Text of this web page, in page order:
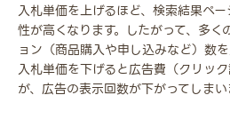
入札単価を上げるほど、検索結果ペ
性が高くなります。したがって、多
ョン（商品購入や申し込みなど）数
入札単価を下げると広告費（クリッ
が、広告の表示回数が下がってしまい